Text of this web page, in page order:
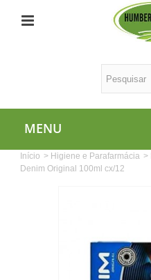
MENU
Início > Higiene e Parafarmácia >
Denim Original 100ml cx/12